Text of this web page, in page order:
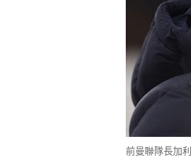
前曼聯隊長加